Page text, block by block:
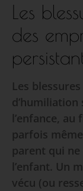
Les
des
Les
l’enfance, au
parfois
parent qui ne
l’enfant. Un
vécu (ou